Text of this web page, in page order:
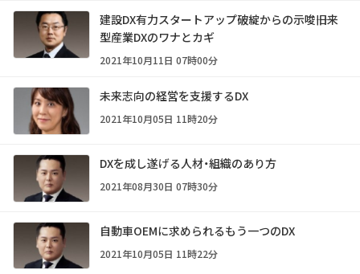
建設DX有力スタートアップ破綻からの示唆――旧来
型産業DXのワナとカギ
2021年10月11日 07時00分
未来志向の経営を支援するDX
2021年10月05日 11時20分
DXを成し遂げる人材・組織のあり方
2021年08月30日 07時30分
自動車OEMに求められるもう一つのDX
2021年10月05日 11時22分